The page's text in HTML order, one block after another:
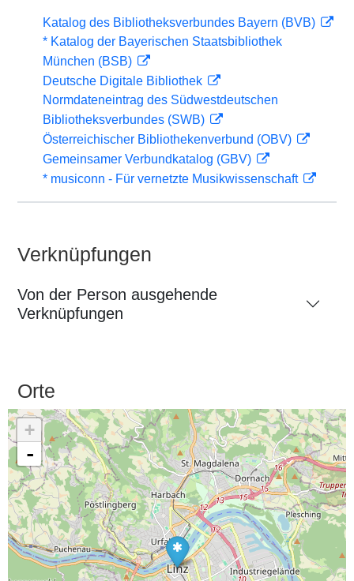
Katalog des Bibliotheksverbundes Bayern (BVB)
* Katalog der Bayerischen Staatsbibliothek
München (BSB)
Deutsche Digitale Bibliothek
Normdateneintrag des Südwestdeutschen
Bibliotheksverbundes (SWB)
Österreichischer Bibliothekenverbund (OBV)
Gemeinsamer Verbundkatalog (GBV)
* musiconn - Für vernetzte Musikwissenschaft
Verknüpfungen
Von der Person ausgehende
Verknüpfungen
Orte
+
-